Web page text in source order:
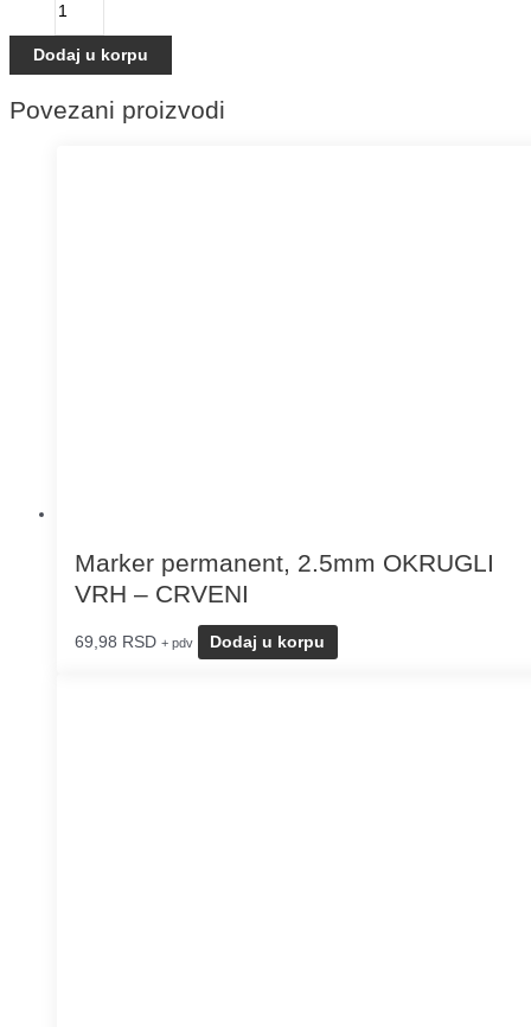
Dodaj u korpu
Povezani proizvodi
Marker permanent, 2.5mm OKRUGLI
VRH – CRVENI
69,98 RSD + pdv Dodaj u korpu